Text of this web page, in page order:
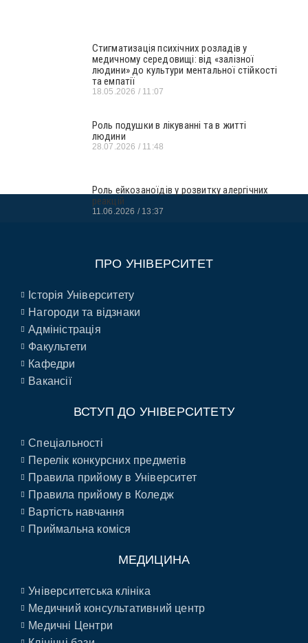
Стигматизація психічних розладів у
медичному середовищі: від «залізної
людини» до культури ментальної стійкості
та емпатії
18.05.2026 11:07
Роль подушки в лікуванні та в житті
людини
28.07.2026 11:48
Роль ейкозаноїдів у розвитку алергічних
реакцій
11.06.2026 13:37
ПРО УНІВЕРСИТЕТ
Історія Університету
Нагороди та відзнаки
Адміністрація
Факультети
Кафедри
Вакансії
ВСТУП ДО УНІВЕРСИТЕТУ
Спеціальності
Перелік конкурсних предметів
Правила прийому в Університет
Правила прийому в Коледж
Вартість навчання
Приймальна коміся
МЕДИЦИНА
Університетська клініка
Медичний консультативний центр
Медичні Центри